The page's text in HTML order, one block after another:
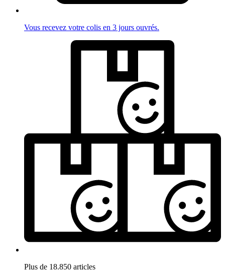
Vous recevez votre colis en 3 jours ouvrés.
Plus de 18.850 articles